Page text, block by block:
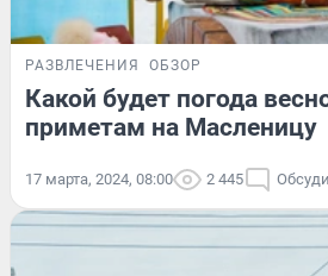
РАЗВЛЕЧЕНИЯ ОБЗОР
Какой будет погода
приметам на Масленицу
17 марта, 2024, 08:00 2 445